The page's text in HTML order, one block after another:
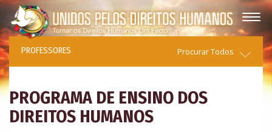
PROFESSORES Procurar Todos
PROGRAMA DE ENSINO DOS
DIREITOS HUMANOS